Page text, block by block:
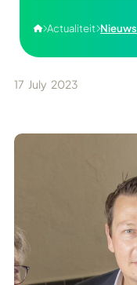
Actualiteit Nieuws
17 July 2023